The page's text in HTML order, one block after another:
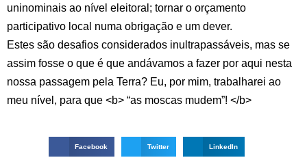
uninominais ao nível eleitoral; tornar o orçamento
participativo local numa obrigação e um dever.
Estes são desafios considerados inultrapassáveis, mas se
assim fosse o que é que andávamos a fazer por aqui nesta
nossa passagem pela Terra? Eu, por mim, trabalharei ao
meu nível, para que <b> “as moscas mudem”! </b>
Facebook Twitter LinkedIn